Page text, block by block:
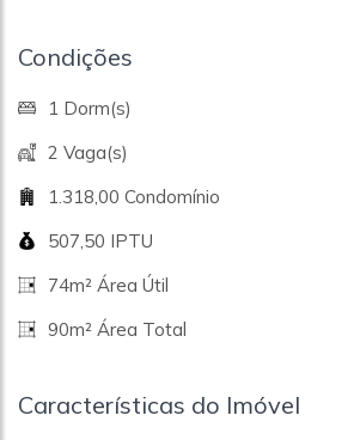
Condições
1 Dorm(s)
2 Vaga(s)
1.318,00 Condomínio
507,50 IPTU
74m² Área Útil
90m² Área Total
Características do Imóvel